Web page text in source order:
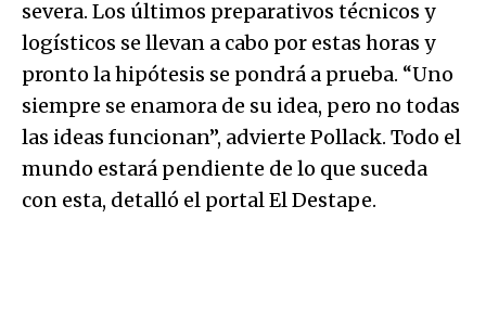
severa. Los últimos preparativos técnicos y
logísticos se llevan a cabo por estas horas y
pronto la hipótesis se pondrá a prueba. “Uno
siempre se enamora de su idea, pero no todas
las ideas funcionan”, advierte Pollack. Todo el
mundo estará pendiente de lo que suceda
con esta, detalló el portal El Destape.